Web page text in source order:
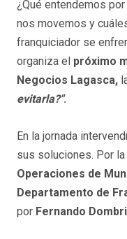
¿Qué entendemos
nos movemos y
franquiciador se
organiza el próximo
Negocios Lagasca,
evitarla?".
En la jornada
sus soluciones. Por
Operaciones de
Departamento de
por Fernando